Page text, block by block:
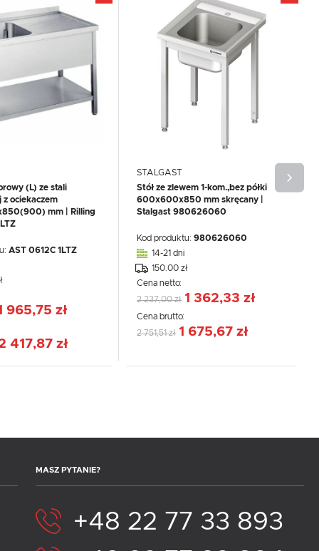
(L) ze stali
z ociekaczem
mm | Rilling
AST 0612C 1LTZ
965,75 zł
417,87 zł
STALGAST
Stół ze zlewem 1-kom.,bez półki
600x600x850 mm skręcany |
Stalgast 980626060
Kod produktu:980626060
14-21 dni
150.00 zł
Cena netto:
2 237,00 zł 1 362,33 zł
Cena brutto:
2 751,51 zł 1 675,67 zł
MASZ PYTANIE?
+48 22 77 33 893